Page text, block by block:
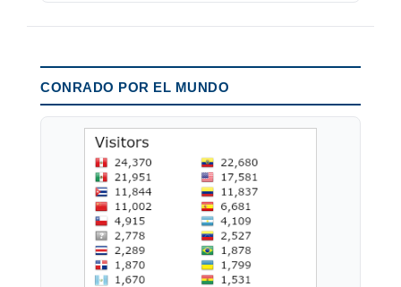
CONRADO POR EL MUNDO